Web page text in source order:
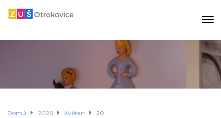
Domů 2026 Květen 20